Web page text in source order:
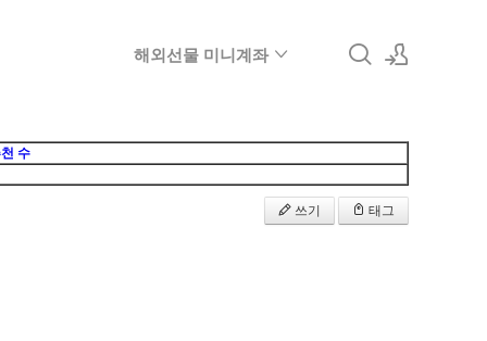
회원가입
해외선물 미니계좌
수
쓰기
태그